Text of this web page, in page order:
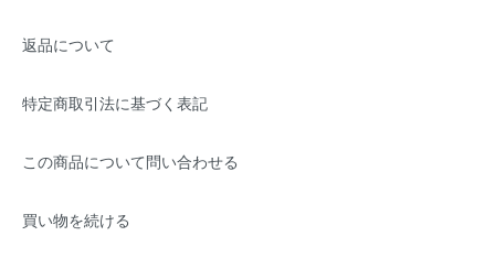
返品について
特定商取引法に基づく表記
この商品について問い合わせる
買い物を続ける